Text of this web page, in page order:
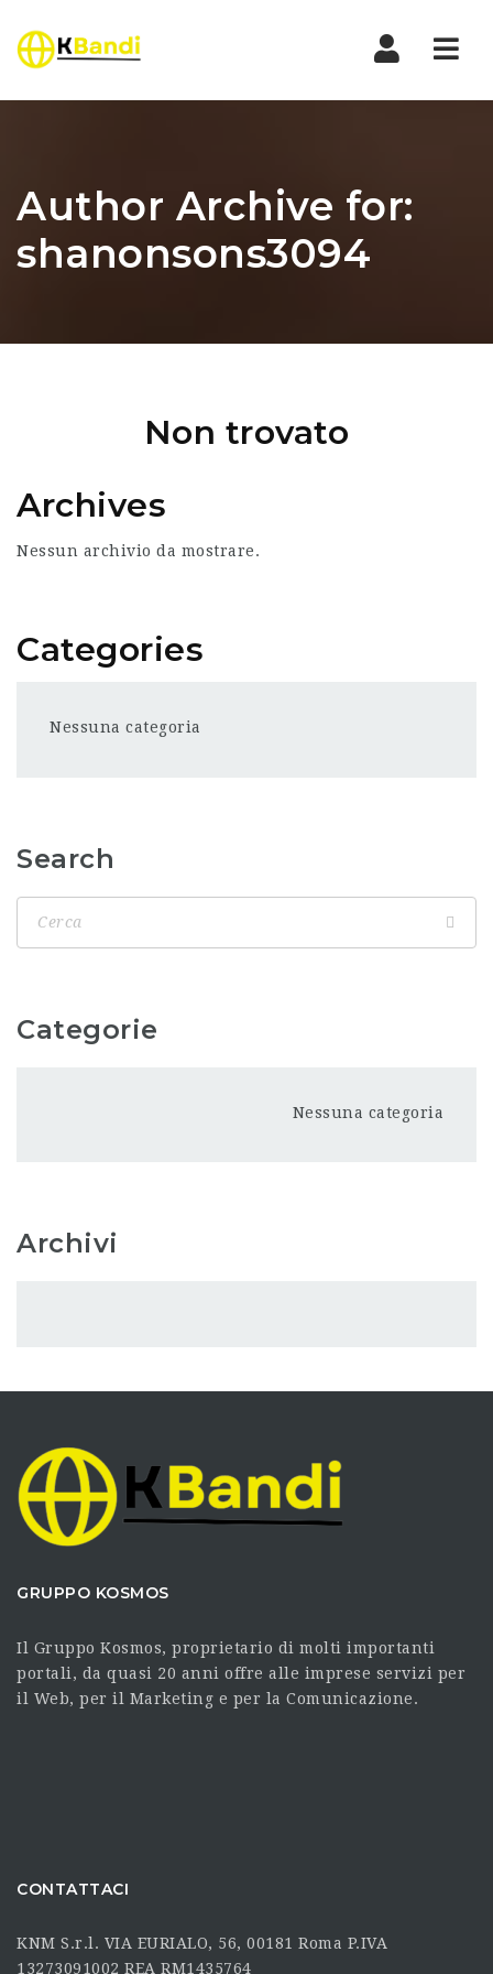
Author Archive for:
shanonsons3094
Non trovato
Archives
Nessun archivio da mostrare.
Categories
Nessuna categoria
Search
Categorie
Nessuna categoria
Archivi
GRUPPO KOSMOS
Il Gruppo Kosmos, proprietario di molti importanti
portali, da quasi 20 anni offre alle imprese servizi per
il Web, per il Marketing e per la Comunicazione.
CONTATTACI
KNM S.r.l. VIA EURIALO, 56, 00181 Roma P.IVA
13273091002 REA RM1435764